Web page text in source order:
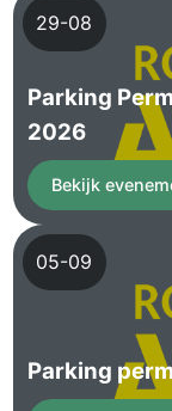
29-08
Parking
2026
Bekijk
05-09
Parking